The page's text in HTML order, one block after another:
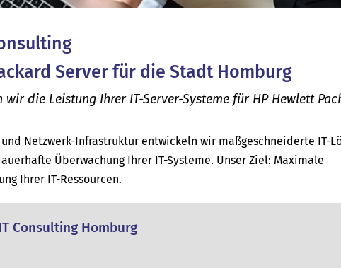
Server für die Stadt Homburg
die Leistung Ihrer IT-Server-Systeme für HP Hewlett
Netzwerk-Infrastruktur entwickeln wir maßgeschneiderte IT-
Überwachung Ihrer IT-Systeme. Unser Ziel: Maximale
Ihrer IT-Ressourcen.
Consulting Homburg